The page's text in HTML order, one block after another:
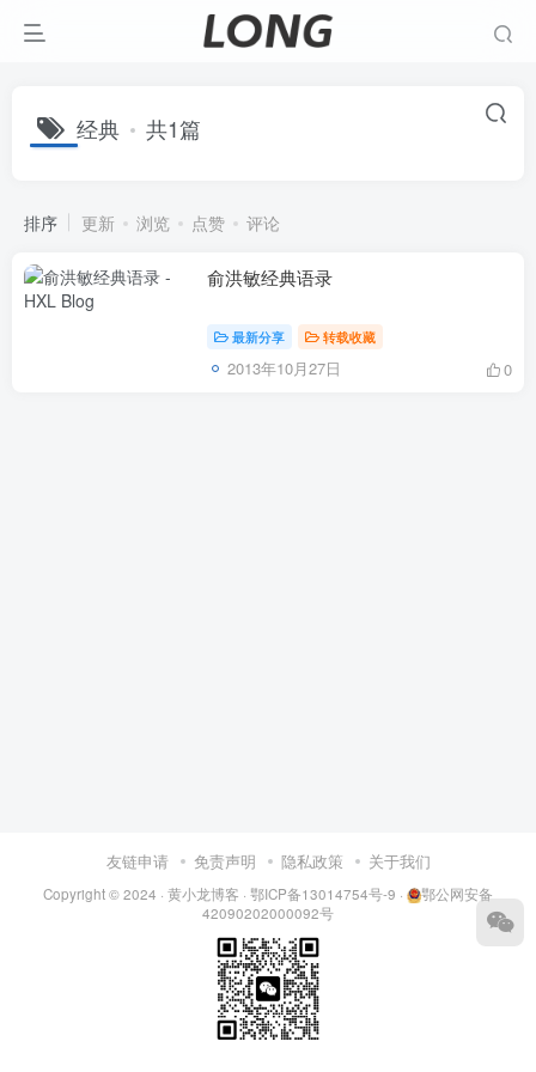
经典 共1篇
排序 更新 浏览 点赞 评论
俞洪敏经典语录
最新分享 转载收藏
2013年10月27日 0
友链申请 免责声明 隐私政策 关于我们
Copyright © 2024 ·黄小龙博客 ·鄂ICP备13014754号-9 ·
鄂公网安备
42090202000092号